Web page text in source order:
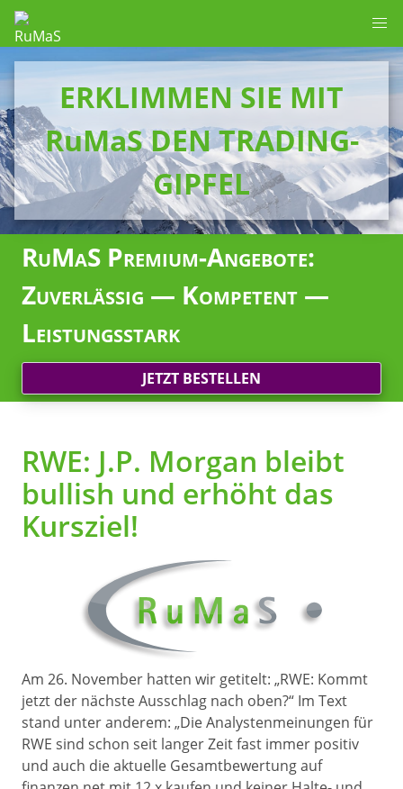
ERKLIMMEN SIE MIT
RuMaS DEN TRADING-
GIPFEL
RuMaS Premium-Angebote:
Zuverlässig — Kompetent —
Leistungsstark
JETZT BESTELLEN
RWE: J.P. Morgan bleibt
bullish und erhöht das
Kursziel!
Am 26. November hatten wir getitelt: „RWE: Kommt
jetzt der nächste Ausschlag nach oben?“ Im Text
stand unter anderem: „Die Analystenmeinungen für
RWE sind schon seit langer Zeit fast immer positiv
und auch die aktuelle Gesamtbewertung auf